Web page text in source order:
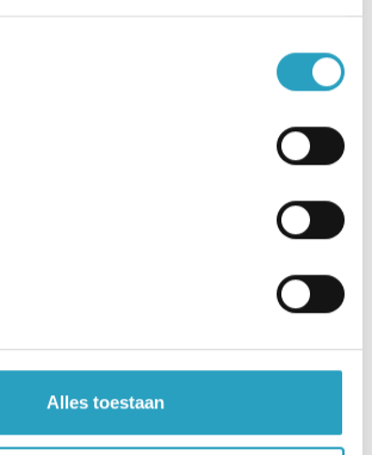
Alles toestaan
een account voor het
inloggen